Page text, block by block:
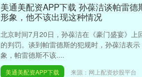
美通美配资APP下载 孙葆洁谈帕雷
形象，他不该出现这种情况
北京时间7月20日，孙葆洁在《豪门盛宴》上
的判罚。谈到帕雷德斯的犯规时，孙葆洁表
象，帕雷德斯不该....
美通美配资APP下载 来源：网上配资炒股平台